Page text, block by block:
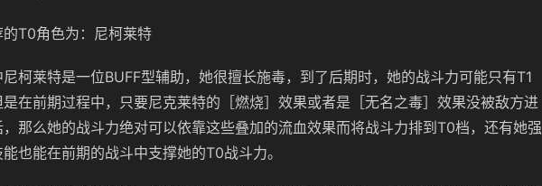
的T0角色为：尼柯莱特
尼柯莱特是一位BUFF型辅助，她很擅长施毒，到了后期时，她的战斗力可能只有T1
在前期过程中，只要尼克莱特的［燃烧］效果或者是［无名之毒］效果没被敌方进
那么她的战斗力绝对可以依靠这些叠加的流血效果而将战斗力排到T0档，还有她强
也能在前期的战斗中支撑她的T0战斗力。